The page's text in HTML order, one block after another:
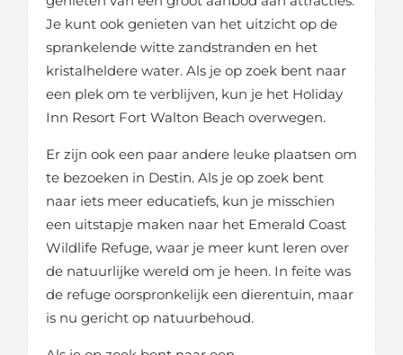
Je kunt ook genieten van het uitzicht op de
sprankelende witte zandstranden en het
kristalheldere water. Als je op zoek bent naar
een plek om te verblijven, kun je het Holiday
Inn Resort Fort Walton Beach overwegen.
Er zijn ook een paar andere leuke plaatsen om
te bezoeken in Destin. Als je op zoek bent
naar iets meer educatiefs, kun je misschien
een uitstapje maken naar het Emerald Coast
Wildlife Refuge, waar je meer kunt leren over
de natuurlijke wereld om je heen. In feite was
de refuge oorspronkelijk een dierentuin, maar
is nu gericht op natuurbehoud.